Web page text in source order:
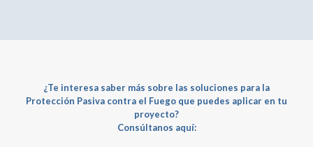
¿Te interesa saber más sobre las soluciones para la
Protección Pasiva contra el Fuego que puedes aplicar en tu
proyecto?
Consúltanos aquí: